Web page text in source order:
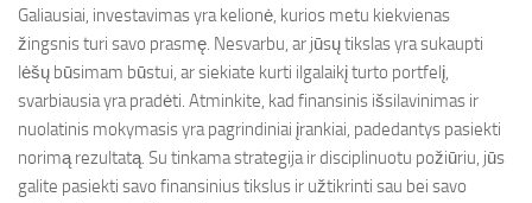
Galiausiai, investavimas yra kelionė, kurios metu kiekvienas
žingsnis turi savo prasmę. Nesvarbu, ar jūsų tikslas yra sukaupti
lėšų būsimam būstui, ar siekiate kurti ilgalaikį turto portfelį,
svarbiausia yra pradėti. Atminkite, kad finansinis išsilavinimas ir
nuolatinis mokymasis yra pagrindiniai įrankiai, padedantys pasiekti
norimą rezultatą. Su tinkama strategija ir disciplinuotu požiūriu, jūs
galite pasiekti savo finansinius tikslus ir užtikrinti sau bei savo